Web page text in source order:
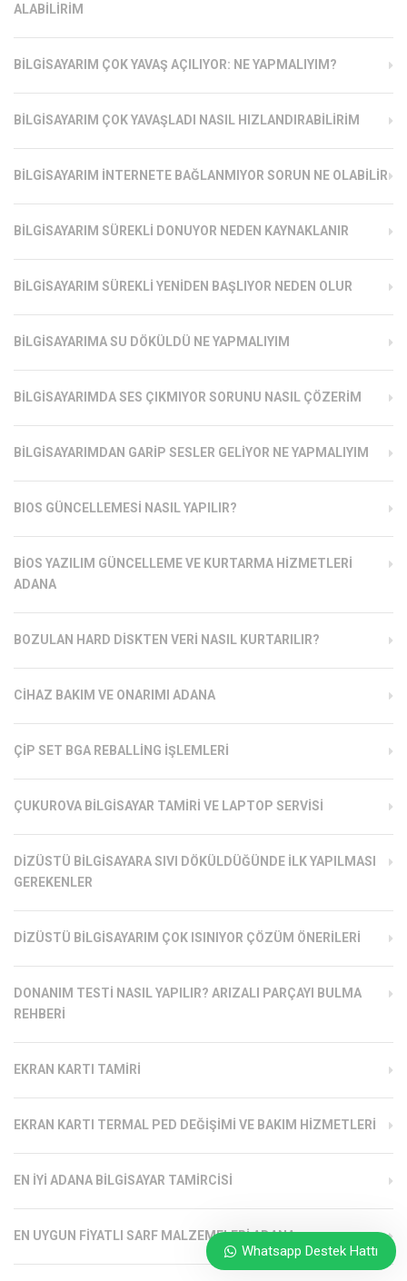
ALABILIRIM
BILGISAYARIM ÇOK YAVAŞ AÇILIYOR: NE YAPMALIYIM?
BILGISAYARIM ÇOK YAVAŞLADI NASIL HIZLANDIRABILIRIM
BILGISAYARIM İNTERNETE BAĞLANMIYOR SORUN NE OLABILIR
BILGISAYARIM SÜREKLI DONUYOR NEDEN KAYNAKLANIR
BILGISAYARIM SÜREKLI YENIDEN BAŞLIYOR NEDEN OLUR
BILGISAYARIMA SU DÖKÜLDÜ NE YAPMALIYIM
BILGISAYARIMDA SES ÇIKMIYOR SORUNU NASIL ÇÖZERIM
BILGISAYARIMDAN GARIP SESLER GELIYOR NE YAPMALIYIM
BIOS GÜNCELLEMESI NASIL YAPILIR?
BIOS YAZILIM GÜNCELLEME VE KURTARMA HIZMETLERI
ADANA
BOZULAN HARD DISKTEN VERI NASIL KURTARILIR?
CIHAZ BAKIM VE ONARIMI ADANA
ÇIP SET BGA REBALLING İŞLEMLERI
ÇUKUROVA BILGISAYAR TAMIRI VE LAPTOP SERVISI
DIZÜSTÜ BILGISAYARA SIVI DÖKÜLDÜĞÜNDE İLK YAPILMASI
GEREKENLER
DIZÜSTÜ BILGISAYARIM ÇOK ISINIYOR ÇÖZÜM ÖNERILERI
DONANIM TESTI NASIL YAPILIR? ARIZALI PARÇAYI BULMA
REHBERI
EKRAN KARTI TAMIRI
EKRAN KARTI TERMAL PED DEĞIŞIMI VE BAKIM HIZMETLERI
EN İYI ADANA BILGISAYAR TAMIRCISI
EN UYGUN FIYATLI SARF MALZEMELERI ADANA
Whatsapp Destek Hattı